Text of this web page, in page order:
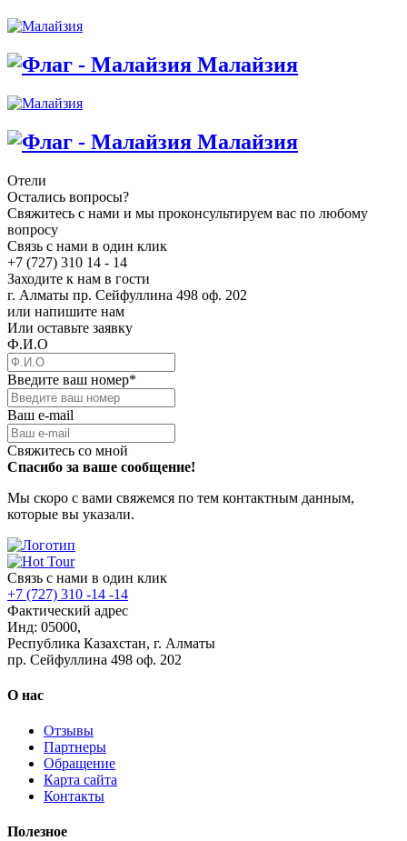
Малайзия
Малайзия
Отели
Остались вопросы?
Свяжитесь с нами и мы проконсультируем вас по любому
вопросу
Связь с нами в один клик
+7 (727) 310 14 - 14
Заходите к нам в гости
г. Алматы пр. Сейфуллина 498 оф. 202
или напишите нам
Или оставьте заявку
Ф.И.О
Введите ваш номер*
Ваш e-mail
Свяжитесь со мной
Спасибо за ваше сообщение!
Мы скоро с вами свяжемся по тем контактным данным,
которые вы указали.
Связь с нами в один клик
+7 (727) 310 -14 -14
Фактический адрес
Инд: 05000,
Республика Казахстан, г. Алматы
пр. Сейфуллина 498 оф. 202
О нас
Отзывы
Партнеры
Обращение
Карта сайта
Контакты
Полезное